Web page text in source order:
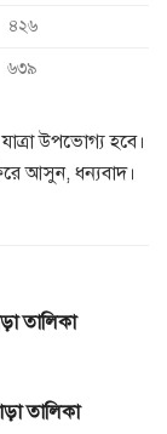
৪২৬
৬৩৯
উপভোগ্য হবে।
আসুন, ধন্যবাদ।
তালিকা
তালিকা